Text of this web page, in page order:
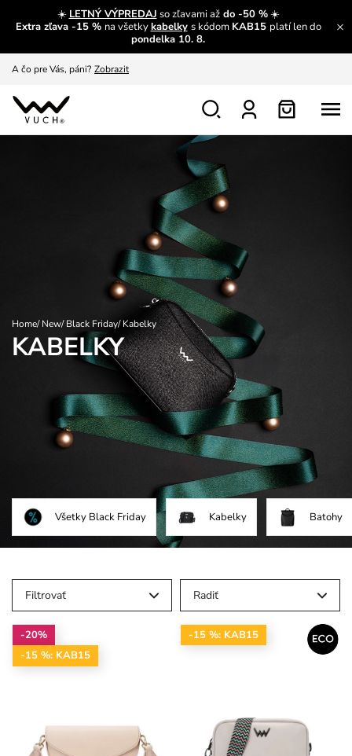
☀️ LETNÝ VÝPREDAJ so zľavami aždo -50 %☀️
Extra zľava -15 % na všetkykabelky s kódom KAB15 platí len do
pondelka 10. 8.
A čo sa inde nedozvieš? Prečítať viac
S čím chybu neurobíš? Pozri
Nech sa inšpirovať
Výmena a vrátenie zadarmo Zobraziť
Home/New/Black Friday/Kabelky
KABELKY
Všetky Black Friday Kabelky Batohy
Filtrovať Radiť
-20%
-15 %: KAB15
-15 %: KAB15